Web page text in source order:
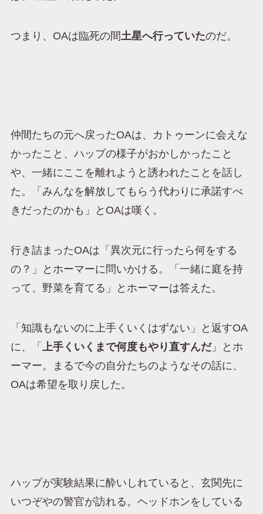
つまり、OAは臨死の間土星へ行っていたのだ。
仲間たちの元へ戻ったOAは、カトゥーンに会えな
かったこと、ハップの様子がおかしかったこと
や、一緒にここを離れようと誘われたことを話し
た。「みんなを解放してもらう代わりに承諾すべ
きだったのかも」とOAは嘆く。
行き詰まったOAは「異次元に行ったら何をする
の？」とホーマーに問いかける。「一緒に庭を持
って、野菜を育てる」とホーマーは答えた。
「知識もないのに上手くいくはずない」と返すOA
に、「
上手くいくまで何度もやり直すんだ」とホ
ーマー。まるで今の自分たちのようなその話に、
OAは希望を取り戻した。
ハップが実験結果に酔いしれていると、玄関先に
いつぞやの警官が訪れる。ヘッドホンをしている